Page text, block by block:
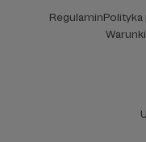
Regulamin